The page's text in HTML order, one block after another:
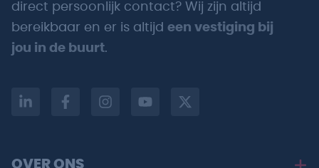
direct persoonlijk contact? Wij zijn altijd
bereikbaar en er is altijd een vestiging bij
jou in de buurt.
OVER ONS